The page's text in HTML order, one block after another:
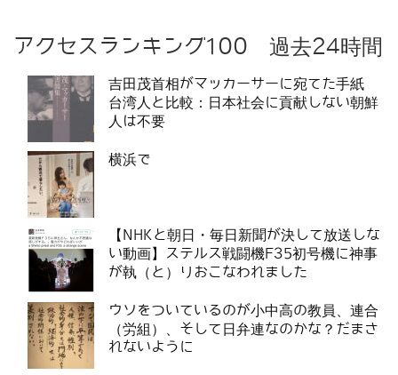
アクセスランキング100 過去24時間
吉田茂首相がマッカーサーに宛てた手紙
台湾人と比較：日本社会に貢献しない朝鮮
人は不要
横浜で
【NHKと朝日・毎日新聞が決して放送しな
い動画】ステルス戦闘機F35初号機に神事
が執（と）りおこなわれました
ウソをついているのが小中高の教員、連合
（労組）、そして日弁連なのかな？だまさ
れないように